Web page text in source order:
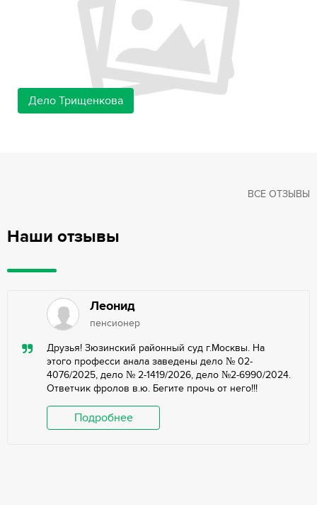
Дело Трищенкова
Наши отзывы
ВСЕ ОТЗЫВЫ
Леонид
пенсионер
Друзья! Зюзинский районный суд г.Москвы. На
этого професси анала заведены дело № 02-
4076/2025, дело № 2-1419/2026, дело №2-6990/2024.
Ответчик фролов в.ю. Бегите прочь от него!!!
Подробнее